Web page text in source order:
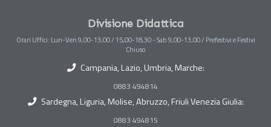
Divisione Didattica
Orari Uffici: Lun-Ven 9,00-13,00 / 15,00-18,30 - Sab 9,00-13,00 / Prefestivi e Festivi
Chiuso
Campania, Lazio, Umbria, Marche:
0883 494814
Sardegna, Liguria, Molise, Abruzzo, Friuli Venezia Giulia:
0883 494815